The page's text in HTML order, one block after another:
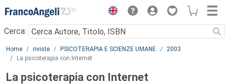
Menu
Cerca:
Main content
Home riviste PSICOTERAPIA E SCIENZE UMANE
2003
La psicoterapia con Internet
La psicoterapia con Internet